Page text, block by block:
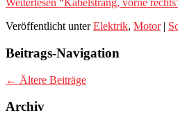
Weiterlesen “Kabelstrang, vorne
Veröffentlicht unter Elektrik, Motor |
Beitrags-Navigation
← Ältere Beiträge
Archiv